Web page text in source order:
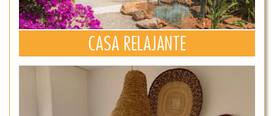
CASA RELAJANTE